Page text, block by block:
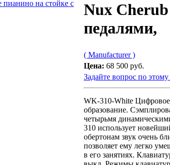
Nux
педалями,
( Manufacturer )
Цена: 68 500 руб.
Задайте вопрос по этому
WK-310-White Цифровое
образование.
четырьмя
310 использует
обертонам звук очень
позволяет ему легко
в его занятиях.